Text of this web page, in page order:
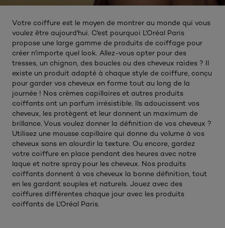
Votre coiffure est le moyen de montrer au monde qui vous
voulez être aujourd'hui. C'est pourquoi L'Oréal Paris
propose une large gamme de produits de coiffage pour
créer n'importe quel look. Allez-vous opter pour des
tresses, un chignon, des boucles ou des cheveux raides ? Il
existe un produit adapté à chaque style de coiffure, conçu
pour garder vos cheveux en forme tout au long de la
journée ! Nos crèmes capillaires et autres produits
coiffants ont un parfum irrésistible. Ils adoucissent vos
cheveux, les protègent et leur donnent un maximum de
brillance. Vous voulez donner la définition de vos cheveux ?
Utilisez une mousse capillaire qui donne du volume à vos
cheveux sans en alourdir la texture. Ou encore, gardez
votre coiffure en place pendant des heures avec notre
laque et notre spray pour les cheveux. Nos produits
coiffants donnent à vos cheveux la bonne définition, tout
en les gardant souples et naturels. Jouez avec des
coiffures différentes chaque jour avec les produits
coiffants de L'Oréal Paris.